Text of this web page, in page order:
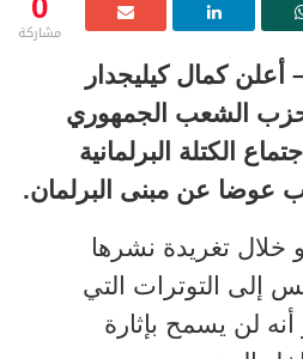
مشاركة
أعلن كمال كيليجدار
حزب الشعب الجمهوري
الكتلة البرلمانية
عن مبنى البرلمان.
خلال تغريدة نشرها
إلى التوترات التي
لن يسمح بإثارة